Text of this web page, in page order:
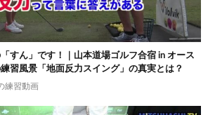
すん」です！｜山本道場ゴルフ合宿 in オース
習風景「地面反力スイング」の真実とは？
練習動画